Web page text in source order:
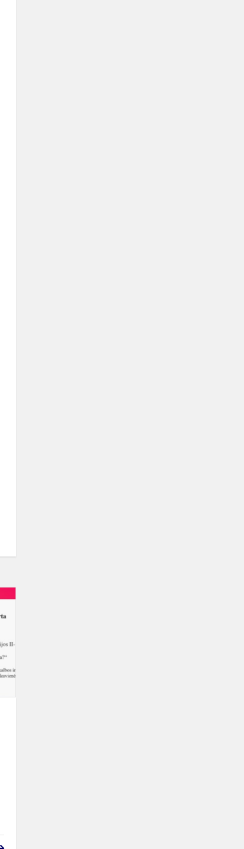
lietuvių